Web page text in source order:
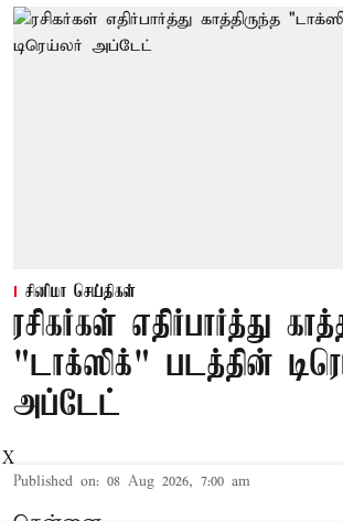
சினிமா செய்திகள்
ரசிகர்கள் எதிர்பார்த்து
"டாக்ஸிக்" படத்தின்
அப்டேட்
Published on: 08 Aug 2026, 7:00 am
X